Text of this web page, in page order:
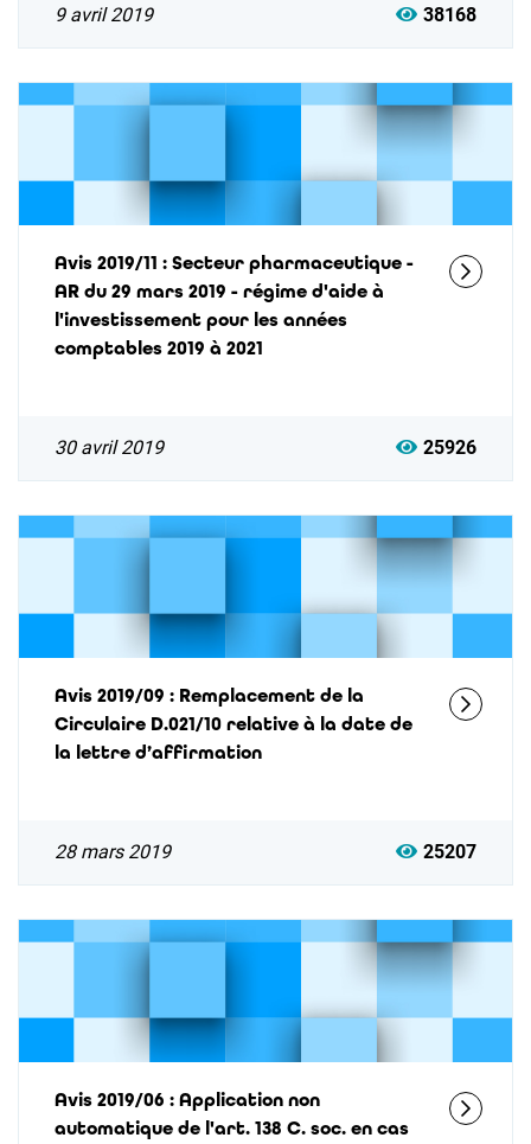
9 avril 2019 38168
Avis 2019/11 : Secteur pharmaceutique -
AR du 29 mars 2019 - régime d'aide à
l'investissement pour les années
comptables 2019 à 2021
30 avril 2019 25926
Avis 2019/09 : Remplacement de la
Circulaire D.021/10 relative à la date de
la lettre d’affirmation
28 mars 2019 25207
Avis 2019/06 : Application non
automatique de l'art. 138 C. soc. en cas